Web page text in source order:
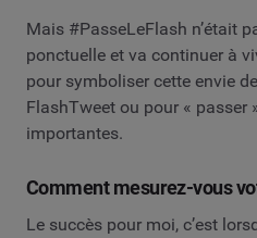
Mais #PasseLeFlash n’était
ponctuelle et va continuer à
pour symboliser cette envie
FlashTweet ou pour « passer
importantes.
Comment mesurez-vous
Le succès pour moi, c’est